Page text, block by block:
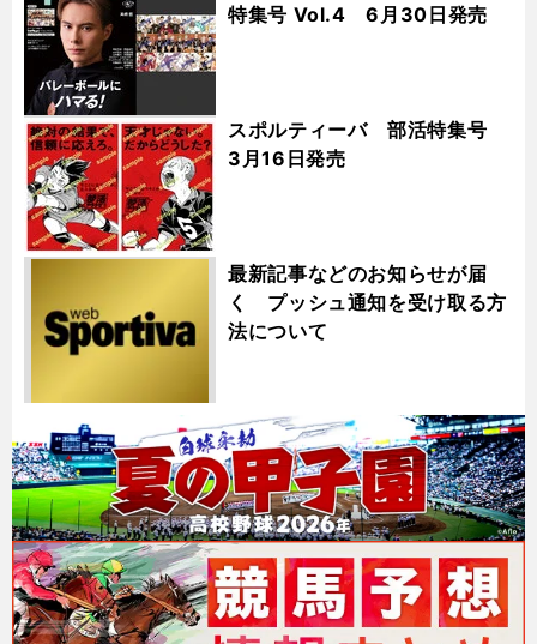
特集号 Vol.4 6月30日発売
スポルティーバ 部活特集号
3月16日発売
最新記事などのお知らせが届
く プッシュ通知を受け取る方
法について